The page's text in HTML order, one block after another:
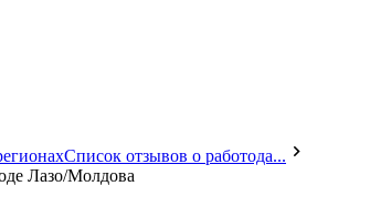
Список отзывов о работода...
Лазо/Молдова